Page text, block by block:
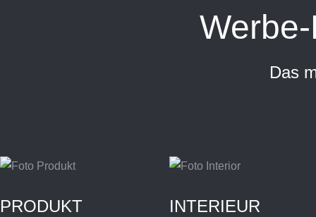
Das
PRODUKT INTERIEUR